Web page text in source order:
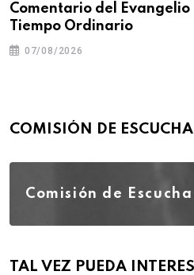
Comentario del Evangelio
Tiempo Ordinario
07/08/2026
COMISIÓN DE ESCUCHA
Comisión de Escucha
TAL VEZ PUEDA